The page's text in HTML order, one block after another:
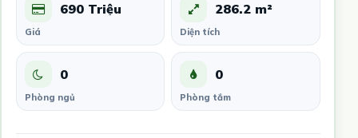
690 Triệu
Giá
286.2 m²
Diện tích
0
Phòng ngủ
0
Phòng tắm